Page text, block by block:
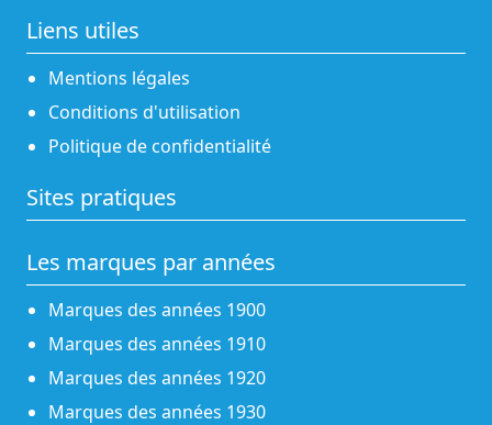
Liens utiles
Mentions légales
Conditions d'utilisation
Politique de confidentialité
Sites pratiques
Les marques par années
Marques des années 1900
Marques des années 1910
Marques des années 1920
Marques des années 1930